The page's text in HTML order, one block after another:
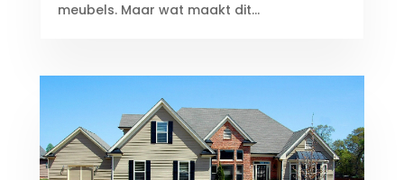
meubels. Maar wat maakt dit...